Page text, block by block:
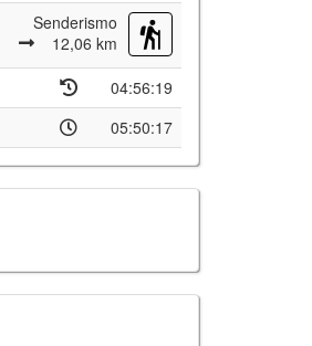
Senderismo
12,06 km
04:56:19
05:50:17